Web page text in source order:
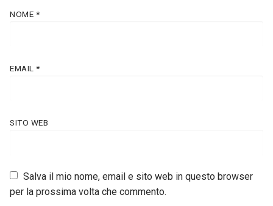
NOME *
EMAIL *
SITO WEB
Salva il mio nome, email e sito web in questo browser
per la prossima volta che commento.